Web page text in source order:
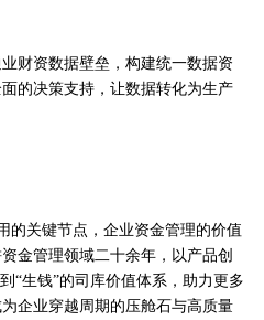
财资数据壁垒，构建统一数据资
的决策支持，让数据转化为生产
的关键节点，企业资金管理的价值
金管理领域二十余年，以产品创
“生钱”的司库价值体系，助力更多
企业穿越周期的压舱石与高质量